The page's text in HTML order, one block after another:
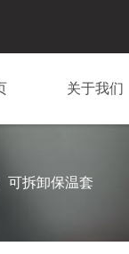
关于我们
可拆卸保温套